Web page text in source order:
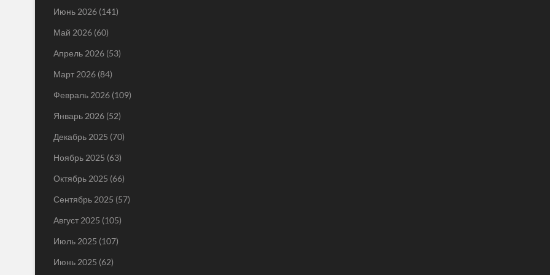
Июнь 2026 (141)
Май 2026 (60)
Апрель 2026 (53)
Март 2026 (84)
Февраль 2026 (109)
Январь 2026 (52)
Декабрь 2025 (70)
Ноябрь 2025 (63)
Октябрь 2025 (66)
Сентябрь 2025 (57)
Август 2025 (105)
Июль 2025 (107)
Июнь 2025 (62)